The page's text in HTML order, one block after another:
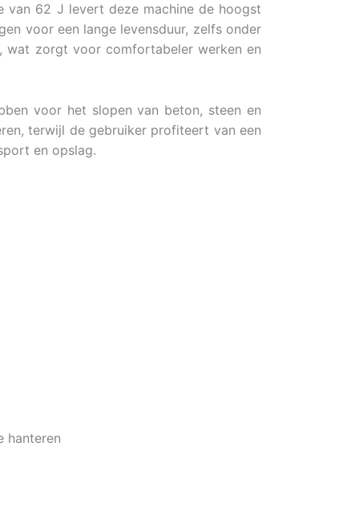
van 62 J levert deze machine de hoogst
voor een lange levensduur, zelfs onder
wat zorgt voor comfortabeler werken en
voor het slopen van beton, steen en
terwijl de gebruiker profiteert van een
en opslag.
hanteren